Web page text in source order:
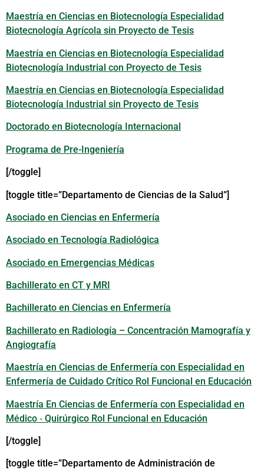
Maestría en Ciencias en Biotecnología Especialidad
Biotecnología Agrícola sin Proyecto de Tesis
Maestría en Ciencias en Biotecnología Especialidad
Biotecnología Industrial con Proyecto de Tesis
Maestría en Ciencias en Biotecnología Especialidad
Biotecnología Industrial sin Proyecto de Tesis
Doctorado en Biotecnología Internacional
Programa de Pre-Ingeniería
[/toggle]
[toggle title=”Departamento de Ciencias de la Salud”]
Asociado en Ciencias en Enfermería
Asociado en Tecnología Radiológica
Asociado en Emergencias Médicas
Bachillerato en CT y MRI
Bachillerato en Ciencias en Enfermería
Bachillerato en Radiología – Concentración Mamografía y
Angiografía
Maestría en Ciencias de Enfermería con Especialidad en
Enfermería de Cuidado Crítico Rol Funcional en Educación
Maestría En Ciencias de Enfermería con Especialidad en
Médico ‐ Quirúrgico Rol Funcional en Educación
[/toggle]
[toggle title=”Departamento de Administración de